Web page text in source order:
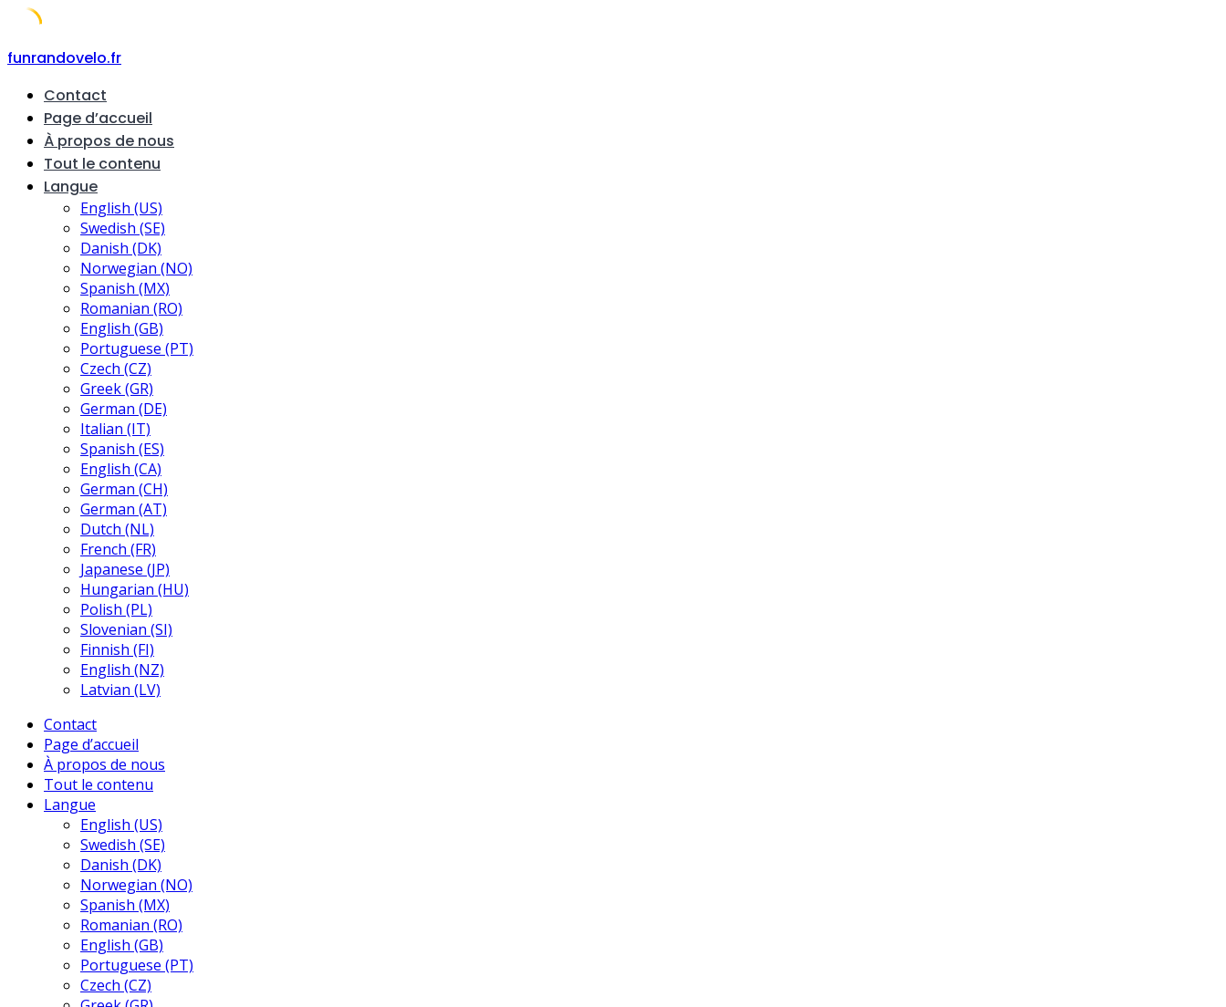
Skip
content
funrandovelo.fr
Contact
Page d’accueil
À propos de nous
Tout le contenu
Langue
English (US)
Swedish (SE)
Danish (DK)
Norwegian (NO)
Spanish (MX)
Romanian (RO)
English (GB)
Portuguese (PT)
Czech (CZ)
Greek (GR)
German (DE)
Italian (IT)
Spanish (ES)
English (CA)
German (CH)
German (AT)
Dutch (NL)
French (FR)
Japanese (JP)
Hungarian (HU)
Polish (PL)
Slovenian (SI)
Finnish (FI)
English (NZ)
Latvian (LV)
Contact
Page d’accueil
À propos de nous
Tout le contenu
Langue
English (US)
Swedish (SE)
Danish (DK)
Norwegian (NO)
Spanish (MX)
Romanian (RO)
English (GB)
Portuguese (PT)
Czech (CZ)